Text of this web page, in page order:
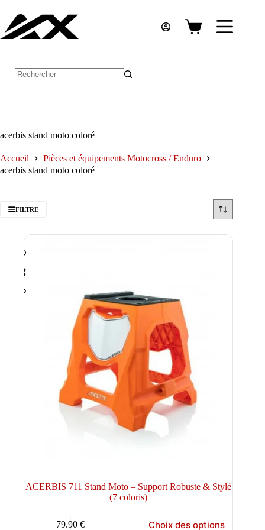
contenu
Panier
acerbis stand moto coloré
Accueil
Pièces et équipements Motocross / Enduro
acerbis stand moto coloré
FILTRE
ACERBIS 711 Stand Moto – Support Robuste & Stylé
(7 coloris)
79.90€ Choix des options